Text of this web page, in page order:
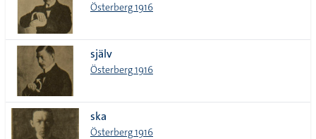
Österberg 1916
själv
Österberg 1916
ska
Österberg 1916